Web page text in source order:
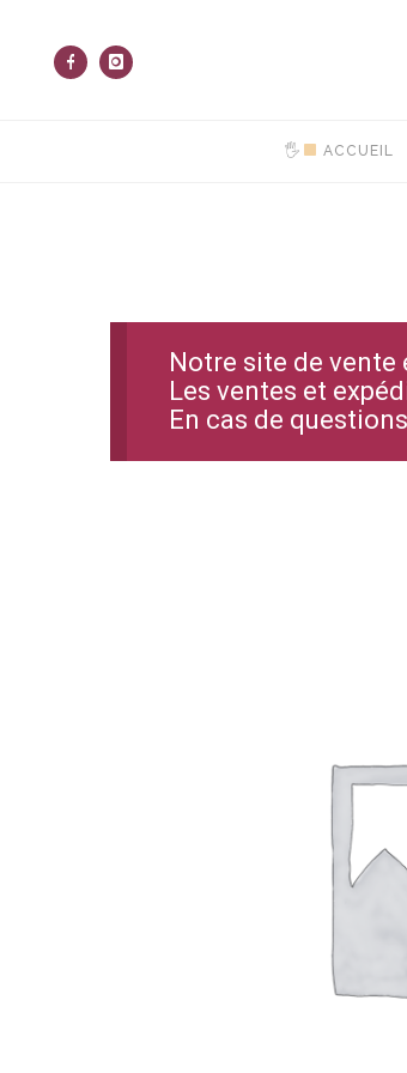
🖐 ACCUEIL
Notre site de
Les ventes et
En cas de